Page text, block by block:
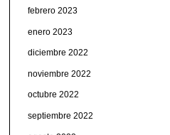
febrero 2023
enero 2023
diciembre 2022
noviembre 2022
octubre 2022
septiembre 2022